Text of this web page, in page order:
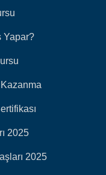
Yapar?
2025
2025